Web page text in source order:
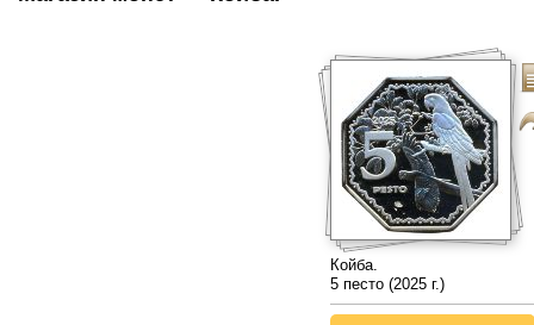
Койба.
5 песто (2025 г.)